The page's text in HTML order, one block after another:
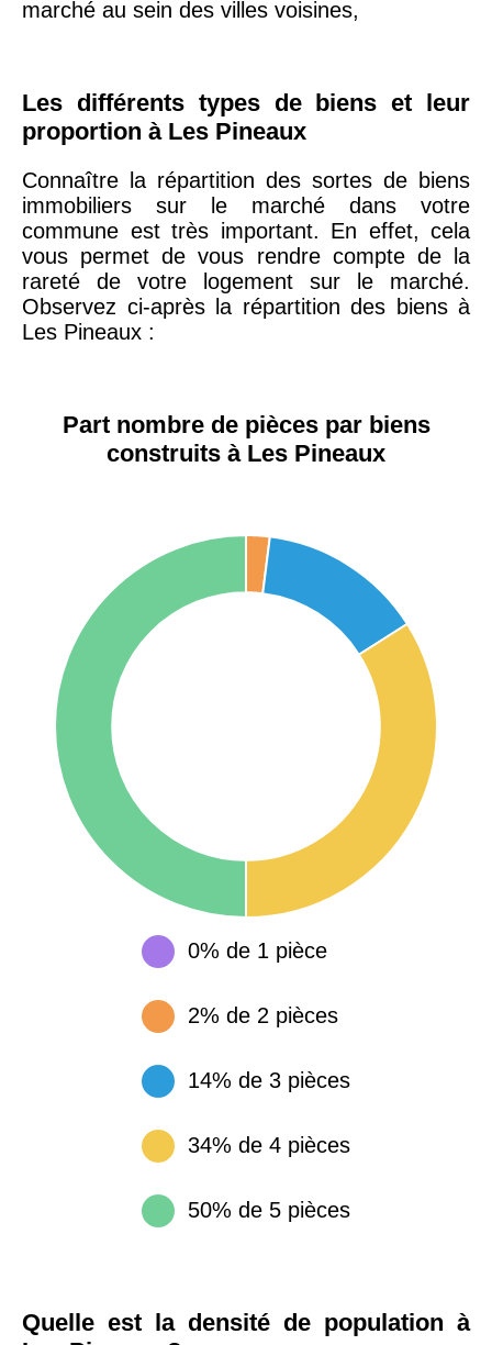
19ème
arrondissement
9 231 € 10 415 €
51100 -Reims 3 036 € 2 667 €
75013 - Paris
13ème
arrondissement
10 073 € 11 085 €
1 404 € 2 013 €
arrondissement
12 687 €
75016 -
16ème
arrondissement
15 155 €
83000 - Toulon 4 284 €
Grenoble 2 917 € 3 382 €
marché au sein des villes voisines,
Les différents types de biens et leur
proportion à Les Pineaux
Connaître la répartition des sortes de biens
immobiliers sur le marché dans votre
commune est très important. En effet, cela
vous permet de vous rendre compte de la
rareté de votre logement sur le marché.
Observez ci-après la répartition des biens à
Les Pineaux :
Part nombre de pièces par biens
construits à Les Pineaux
0% de 1 pièce
2% de 2 pièces
14% de 3 pièces
34% de 4 pièces
50% de 5 pièces
Quelle est la densité de population à